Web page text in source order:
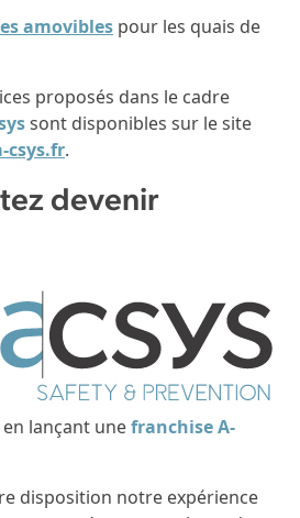
amovibles pour les quais de
proposés dans le cadre
sont disponibles sur le site
csys.fr.
devenir
lançant unefranchise A-
disposition notre expérience